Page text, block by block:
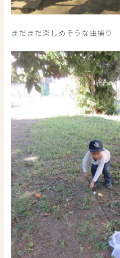
まだまだ楽しめそうな虫捕り